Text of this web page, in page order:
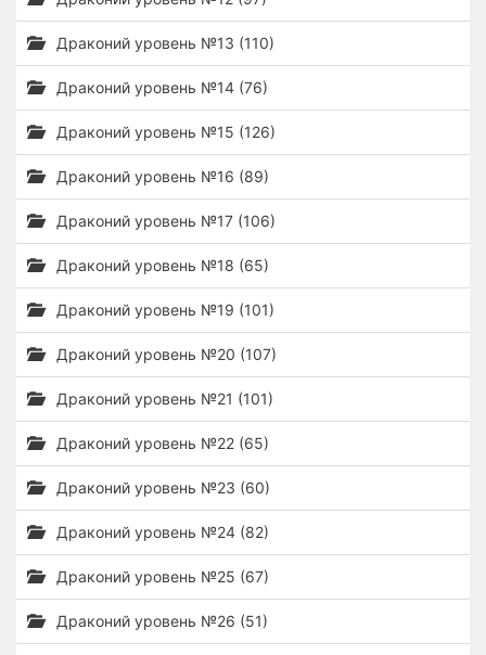
Драконий уровень №13 (110)
Драконий уровень №14 (76)
Драконий уровень №15 (126)
Драконий уровень №16 (89)
Драконий уровень №17 (106)
Драконий уровень №18 (65)
Драконий уровень №19 (101)
Драконий уровень №20 (107)
Драконий уровень №21 (101)
Драконий уровень №22 (65)
Драконий уровень №23 (60)
Драконий уровень №24 (82)
Драконий уровень №25 (67)
Драконий уровень №26 (51)